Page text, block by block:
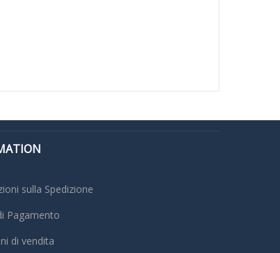
sulla Spedizione
Pagamento
di vendita